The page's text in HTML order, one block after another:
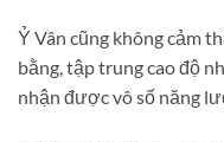
Ỷ Vân cũng không cảm
bằng, tập trung cao độ
nhận được vô số năng